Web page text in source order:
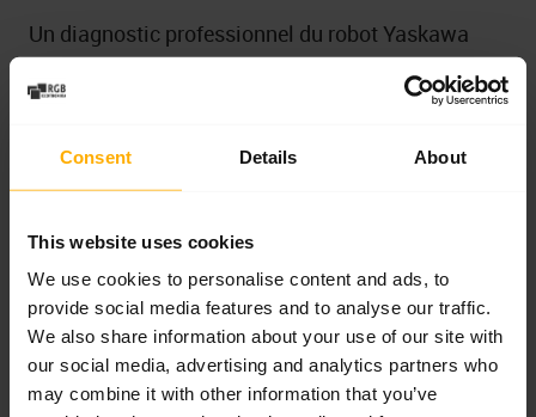
Consent Details About
This website uses cookies
We use cookies to personalise content and ads, to
provide social media features and to analyse our traffic.
We also share information about your use of our site with
our social media, advertising and analytics partners who
may combine it with other information that you’ve
Un diagnostic professionnel du robot Yaskawa
MA1440 doit se dérouler par étapes. Il faut d’abord
recueillir les informations sur le moment
programme, les alarmes du contrôleur DX200 et
les symptômes visibles pour l’opérateur. Ensuite, il
faut passer aux mesures, au contrôle mécanique
et aux tests fonctionnels.